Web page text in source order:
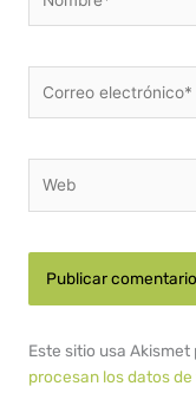
electrónico*
Este sitio usa
procesan los datos